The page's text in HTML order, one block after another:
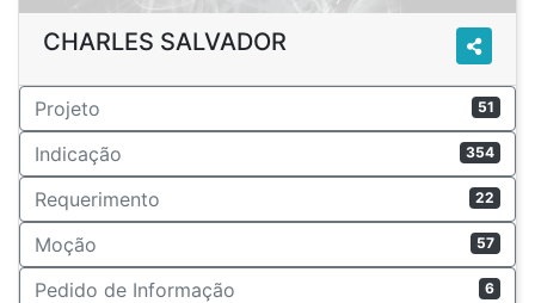
CHARLES SALVADOR
Projeto 51
Indicação 354
Requerimento 22
Moção 57
Pedido de Informação 6